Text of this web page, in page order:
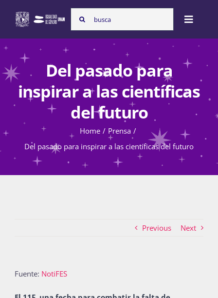
content
Search
for:
Toggle
Nosotras
Programas
Atención de la violencia de género
La Boletina
Del pasado para
inspirar a las científicas
del futuro
Home
Prensa
Del pasado para inspirar a las científicas del futuro
Previous Next
Fuente: NotiFES